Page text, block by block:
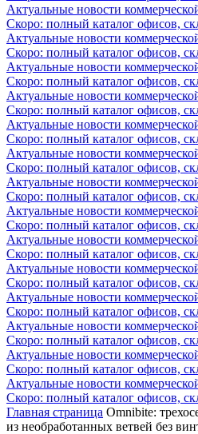
Актуальные новости
Скоро: полный каталог офисов,
Актуальные новости
Скоро: полный каталог офисов,
Актуальные новости
Скоро: полный каталог офисов,
Актуальные новости
Скоро: полный каталог офисов,
Актуальные новости
Скоро: полный каталог офисов,
Актуальные новости
Скоро: полный каталог офисов,
Актуальные новости
Скоро: полный каталог офисов,
Актуальные новости
Скоро: полный каталог офисов,
Актуальные новости
Скоро: полный каталог офисов,
Актуальные новости
Скоро: полный каталог офисов,
Актуальные новости
Скоро: полный каталог офисов,
Актуальные новости
Скоро: полный каталог офисов,
Актуальные новости
Скоро: полный каталог офисов,
Актуальные новости
Скоро: полный каталог офисов,
Главная страница Omnibite:
из необработанных ветвей без